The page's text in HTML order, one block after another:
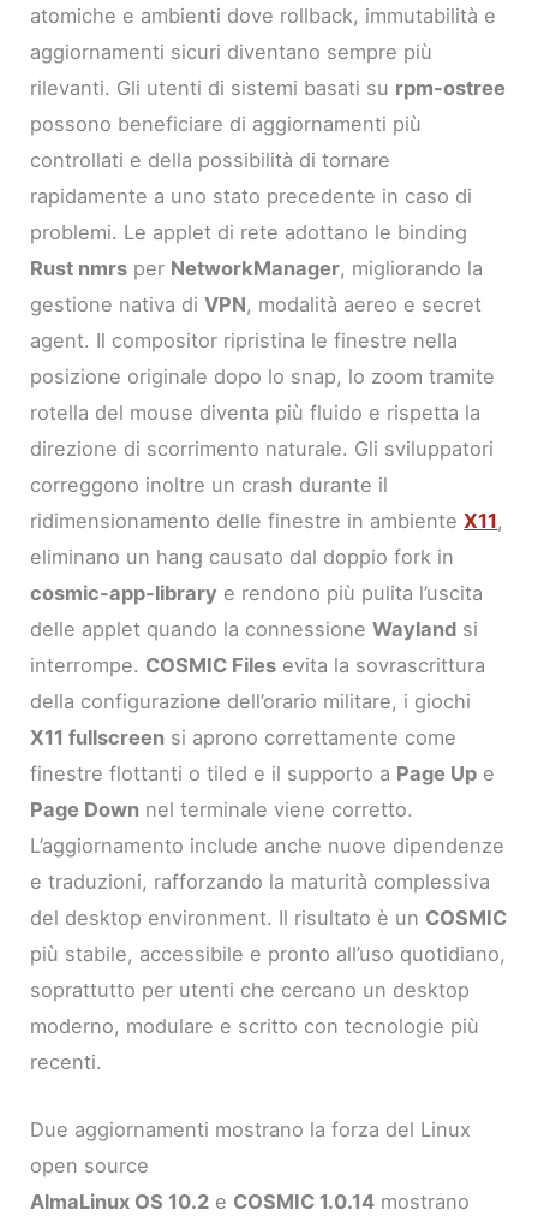
atomiche e ambienti dove rollback, immutabilità e
aggiornamenti sicuri diventano sempre più
rilevanti. Gli utenti di sistemi basati su rpm-ostree
possono beneficiare di aggiornamenti più
controllati e della possibilità di tornare
rapidamente a uno stato precedente in caso di
problemi. Le applet di rete adottano le binding
Rust nmrs per NetworkManager, migliorando la
gestione nativa diVPN, modalità aereo e secret
agent. Il compositor ripristina le finestre nella
posizione originale dopo lo snap, lo zoom tramite
rotella del mouse diventa più fluido e rispetta la
direzione di scorrimento naturale. Gli sviluppatori
correggono inoltre un crash durante il
ridimensionamento delle finestre in ambienteX11,
eliminano un hang causato dal doppio fork in
cosmic-app-library e rendono più pulita l’uscita
delle applet quando la connessioneWayland si
interrompe. COSMIC Files evita la sovrascrittura
della configurazione dell’orario militare, i giochi
X11 fullscreen si aprono correttamente come
finestre flottanti o tiled e il supporto a Page Up e
Page Down nel terminale viene corretto.
L’aggiornamento include anche nuove dipendenze
e traduzioni, rafforzando la maturità complessiva
del desktop environment. Il risultato è un COSMIC
più stabile, accessibile e pronto all’uso quotidiano,
soprattutto per utenti che cercano un desktop
moderno, modulare e scritto con tecnologie più
recenti.
Due aggiornamenti mostrano la forza del Linux
open source
AlmaLinux OS 10.2 e COSMIC 1.0.14 mostrano